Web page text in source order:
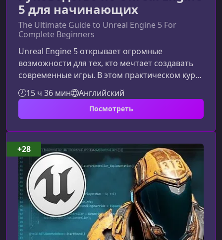
5 для начинающих
The Ultimate Guide to Unreal Engine 5 For
Complete Beginners
Unreal Engine 5 открывает огромные
возможности для тех, кто мечтает создавать
современные игры. В этом практическом курсе
вы шаг за шагом освоите ключевые
инструменты и технологии, даже если вы
полный новичок. Материал построен так,
чтобы обучение было увлекательным,
простым и полезным — вы не только
разберётесь в UE5, но и создадите
собственный 3D‑платформер.Что вы изучите в
процессе обученияКурс построен вокруг
создания реального игрового пр
15 ч 36 мин Английский
Посмотреть
+28